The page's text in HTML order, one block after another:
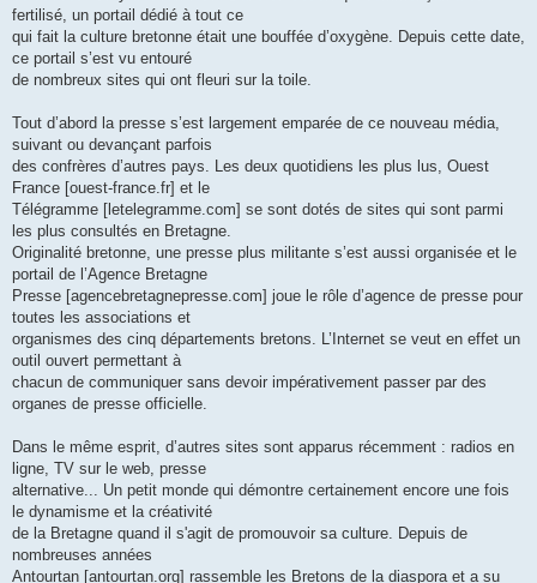
fertilisé, un portail dédié à tout ce
qui fait la culture bretonne était une bouffée d’oxygène. Depuis cette date,
ce portail s’est vu entouré
de nombreux sites qui ont fleuri sur la toile.
Tout d’abord la presse s’est largement emparée de ce nouveau média,
suivant ou devançant parfois
des confrères d’autres pays. Les deux quotidiens les plus lus, Ouest
France [ouest-france.fr] et le
Télégramme [letelegramme.com] se sont dotés de sites qui sont parmi
les plus consultés en Bretagne.
Originalité bretonne, une presse plus militante s’est aussi organisée et le
portail de l’Agence Bretagne
Presse [agencebretagnepresse.com] joue le rôle d’agence de presse pour
toutes les associations et
organismes des cinq départements bretons. L’Internet se veut en effet un
outil ouvert permettant à
chacun de communiquer sans devoir impérativement passer par des
organes de presse officielle.
Dans le même esprit, d’autres sites sont apparus récemment : radios en
ligne, TV sur le web, presse
alternative... Un petit monde qui démontre certainement encore une fois
le dynamisme et la créativité
de la Bretagne quand il s'agit de promouvoir sa culture. Depuis de
nombreuses années
Antourtan [antourtan.org] rassemble les Bretons de la diaspora et a su